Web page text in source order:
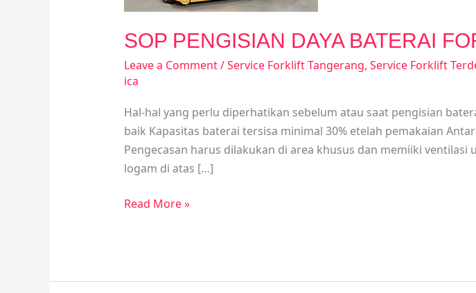
SOP PENGISIAN DAYA BATERAI
Leave a Comment/Service Forklift Tangerang, Service Forklift
ica
Hal-hal yang perlu diperhatikan sebelum atau saat pengisian
baik Kapasitas baterai tersisa minimal 30% etelah pemakaian
Pengecasan harus dilakukan di area khusus dan memiiki
logam di atas […]
Trick
Read More »